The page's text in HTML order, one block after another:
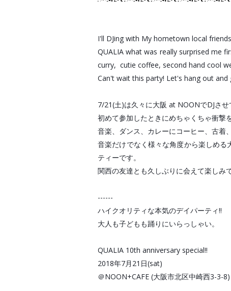
I'll DJing with My hometown local
QUALIA what was really surprised me
curry,  cutie coffee, second hand cool
Can't wait this party! Let's hang out
7/21(土)は久々に大阪 at NOONでDJさせ
初めて参加したときにめちゃくちゃ衝撃
音楽、ダンス、カレーにコーヒー、古着
音楽だけでなく様々な角度から楽しめ
ティーです。
関西の友達とも久しぶりに会えて楽しみ
------
ハイクオリティな本気のデイパーティ‼︎
大人も子どもも踊りにいらっしゃい。
QUALIA 10th anniversary special‼︎
2018年7月21日(sat)
＠NOON+CAFE (大阪市北区中崎西3-3-8)